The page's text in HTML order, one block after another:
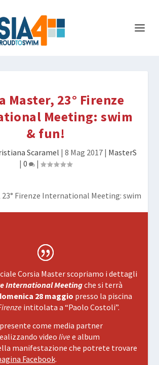
Master, 23° Firenze
Meeting: swim
& fun!
Scaramel | 8 Mag 2017| MasterS
| 0 |
Corsia Master scopriamo i dettagli
International Meetingche si terrà
28 maggio presso la piscina
intitolata a “Paolo Costoli”.
come media partner
video live e album
manifestazione che potrete trovare
Facebook.